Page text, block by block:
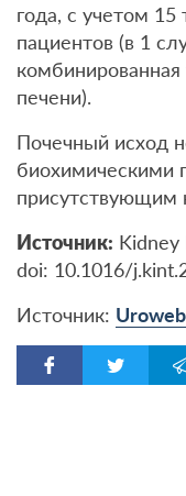
года, с учетом 15
пациентов (в 1
комбинированная
печени).
Почечный исход
биохимическими
присутствующим
Источник: Kidney
doi: 10.1016/
Источник: